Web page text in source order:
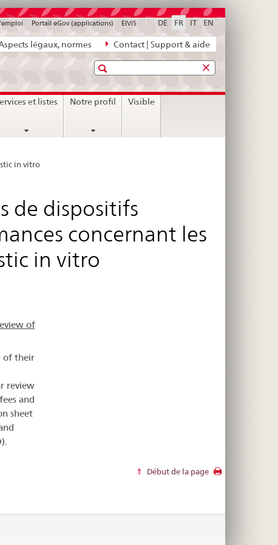
légaux, normes Contact | Support & aide
DE FR IT EN
Portail eGov (applications) ElViS
Recherche
et listes Notre profil Visible
in vitro
de dispositifs
concernant les
in vitro
of
of their
review
and
sheet
Début de la page